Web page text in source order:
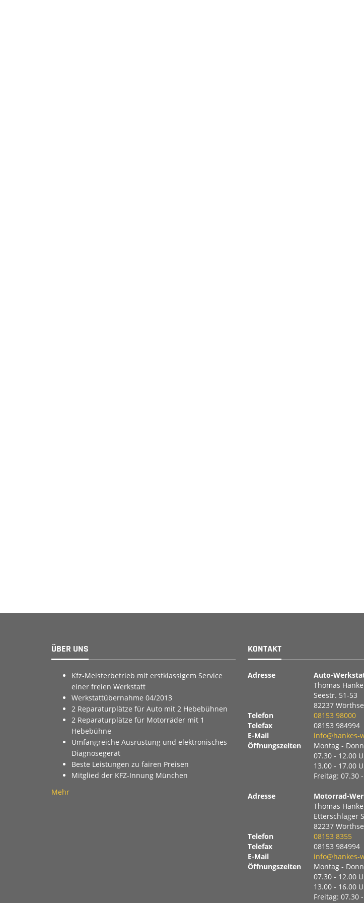
ÜBER UNS
Kfz-Meisterbetrieb mit erstklassigem Service
einer freien Werkstatt
Werkstattübernahme 04/2013
2 Reparaturplätze für Auto mit 2 Hebebühnen
2 Reparaturplätze für Motorräder mit 1
Hebebühne
Umfangreiche Ausrüstung und elektronisches
Diagnosegerät
Beste Leistungen zu fairen Preisen
Mitglied der KFZ-Innung München
Mehr
KONTAKT
Adresse
Auto-
Thomas
Seestr. 51-53
82237
Telefon
08153 98000
Telefax
08153 984994
E-Mail
info@hankes-
Öffnungszeiten
Montag -
07.30 - 12.00
13.00 - 17.00
Freitag: 07.30
Adresse
Motorrad-
Thomas
Etterschlager
82237
Telefon
08153 8355
Telefax
08153 984994
E-Mail
info@hankes-
Öffnungszeiten
Montag -
07.30 - 12.00
13.00 - 16.00
Freitag: 07.30